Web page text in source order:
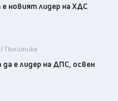
новият лидер на ХДС
/ Политика
да е лидер на ДПС, освен